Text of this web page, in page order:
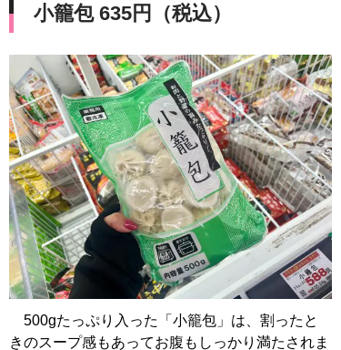
小籠包 635円（税込）
500gたっぷり入った「小籠包」は、割ったと
きのスープ感もあってお腹もしっかり満たされま